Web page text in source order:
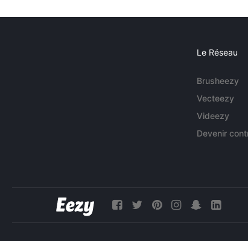
Le Réseau
Brusheezy
Vecteezy
Videezy
Devenir